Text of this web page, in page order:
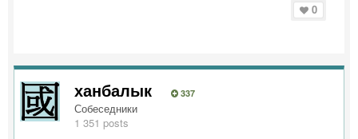
0
ханбалык 337
Собеседники
1 351 posts